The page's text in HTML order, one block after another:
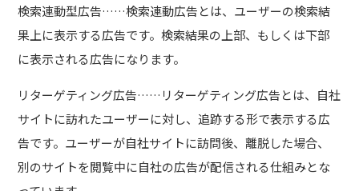
検索連動型広告……検索連動広告とは、ユーザーの検索結
果上に表示する広告です。検索結果の上部、もしくは下部
に表示される広告になります。
リターゲティング広告……リターゲティング広告とは、自社
サイトに訪れたユーザーに対し、追跡する形で表示する広
告です。ユーザーが自社サイトに訪問後、離脱した場合、
別のサイトを閲覧中に自社の広告が配信される仕組みとな